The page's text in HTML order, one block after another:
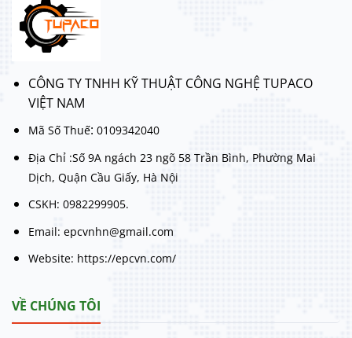
CÔNG TY TNHH KỸ THUẬT CÔNG NGHỆ TUPACO
VIỆT NAM
Mã Số Thuế: 0109342040
Địa Chỉ :Số 9A ngách 23 ngõ 58 Trần Bình, Phường Mai
Dịch, Quận Cầu Giấy, Hà Nội
CSKH: 0982299905.
Email: epcvnhn@gmail.com
Website: https://epcvn.com/
VỀ CHÚNG TÔI